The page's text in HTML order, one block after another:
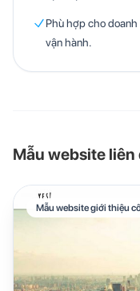
Phù hợp cho
vận hành.
Mẫu website liên
Mẫu website giới thiệu